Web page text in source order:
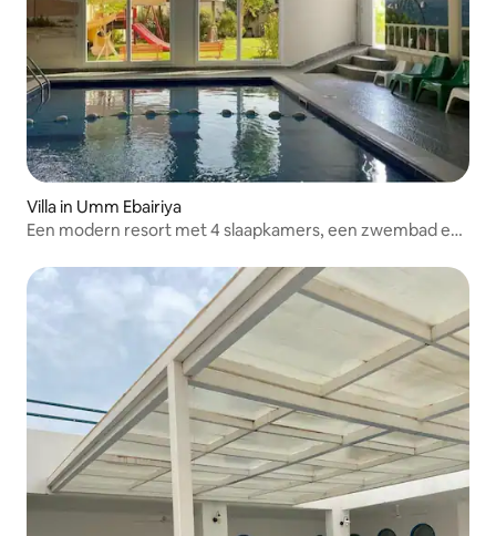
Villa in Umm Ebairiya
Een modern resort met 4 slaapkamers, een zwembad en